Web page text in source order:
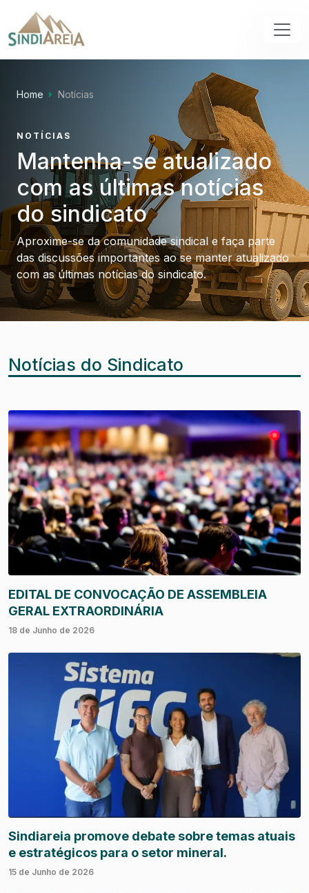
Home Notícias
NOTÍCIAS
Mantenha-se atualizado
com as últimas notícias
do sindicato
Aproxime-se da comunidade sindical e faça parte
das discussões importantes ao se manter atualizado
com as últimas notícias do sindicato.
Notícias do Sindicato
EDITAL DE CONVOCAÇÃO DE ASSEMBLEIA
GERAL EXTRAORDINÁRIA
18 de Junho de 2026
Sindiareia promove debate sobre temas atuais
e estratégicos para o setor mineral.
15 de Junho de 2026